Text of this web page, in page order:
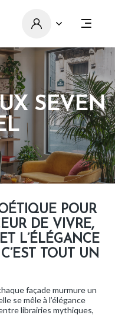
SEVEN
POUR
DE VIVRE,
L’ÉLÉGANCE
TOUT UN
façade murmure un
se mêle à l’élégance
librairies mythiques,